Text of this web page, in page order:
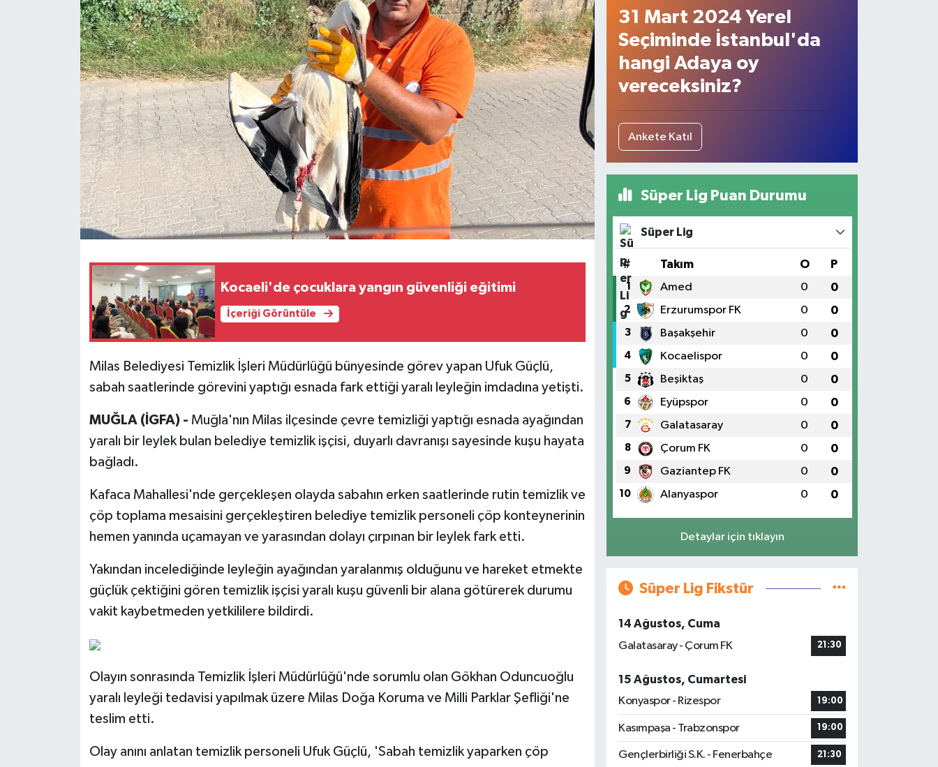
Kocaeli'de çocuklara yangın güvenliği eğitimi
İçeriği Görüntüle
Milas Belediyesi Temizlik İşleri Müdürlüğü bünyesinde görev yapan Ufuk Güçlü,
sabah saatlerinde görevini yaptığı esnada fark ettiği yaralı leyleğin imdadına yetişti.
MUĞLA (İGFA) - Muğla'nın Milas ilçesinde çevre temizliği yaptığı esnada ayağından
yaralı bir leylek bulan belediye temizlik işçisi, duyarlı davranışı sayesinde kuşu hayata
bağladı.
Kafaca Mahallesi'nde gerçekleşen olayda sabahın erken saatlerinde rutin temizlik ve
çöp toplama mesaisini gerçekleştiren belediye temizlik personeli çöp konteynerinin
hemen yanında uçamayan ve yarasından dolayı çırpınan bir leylek fark etti.
Yakından incelediğinde leyleğin ayağından yaralanmış olduğunu ve hareket etmekte
güçlük çektiğini gören temizlik işçisi yaralı kuşu güvenli bir alana götürerek durumu
vakit kaybetmeden yetkililere bildirdi.
Olayın sonrasında Temizlik İşleri Müdürlüğü'nde sorumlu olan Gökhan Oduncuoğlu
yaralı leyleği tedavisi yapılmak üzere Milas Doğa Koruma ve Milli Parklar Şefliği'ne
teslim etti.
Olay anını anlatan temizlik personeli Ufuk Güçlü, 'Sabah temizlik yaparken çöp
31 Mart 2024 Yerel
Seçiminde İstanbul'da
hangi Adaya oy
vereceksiniz?
Ankete Katıl
Süper Lig Puan Durumu
Süper Lig
# Takım O P
1 Amed 0 0
2 Erzurumspor FK 0 0
3 Başakşehir 0 0
4 Kocaelispor 0 0
5 Beşiktaş 0 0
6 Eyüpspor 0 0
7 Galatasaray 0 0
8 Çorum FK 0 0
9 Gaziantep FK 0 0
10 Alanyaspor 0 0
Detaylar için tıklayın
Süper Lig Fikstür
14 Ağustos, Cuma
Galatasaray - Çorum FK
21:30
15 Ağustos, Cumartesi
Konyaspor - Rizespor
19:00
Kasımpaşa - Trabzonspor 19:00
Gençlerbirliği S.K. - Fenerbahçe 21:30